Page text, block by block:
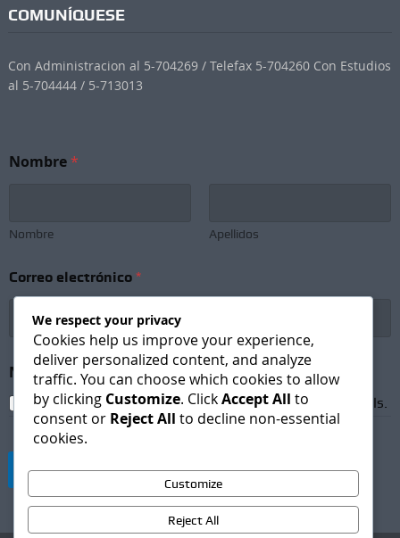
COMUNÍQUESE
Con Administracion al 5-704269 / Telefax 5-704260 Con Estudios
al 5-704444 / 5-713013
o
o
b
s
p
i
N
m
Nombre*
Nombre Apellidos
Correo electrónico *
Newsletter Subscription *
I agree to receive newsletters and promotional emails.
Suscribirse
We respect your privacy
Cookies help us improve your experience,
deliver personalized content, and analyze
traffic. You can choose which cookies to allow
by clicking Customize. ClickAccept All to
consent or Reject All to decline non-essential
cookies.
Customize
Reject All